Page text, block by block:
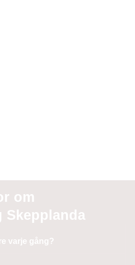
om
Skepplanda
varje gång?